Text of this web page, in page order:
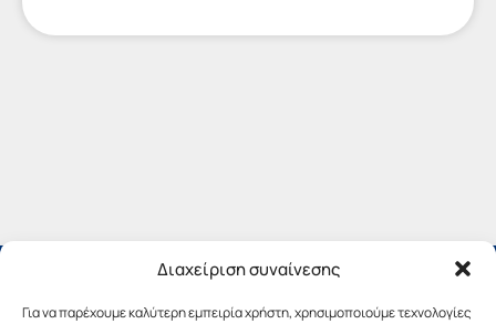
Διαχείριση συναίνεσης
Για να παρέχουμε καλύτερη εμπειρία χρήστη, χρησιμοποιούμε τεχνολογίες